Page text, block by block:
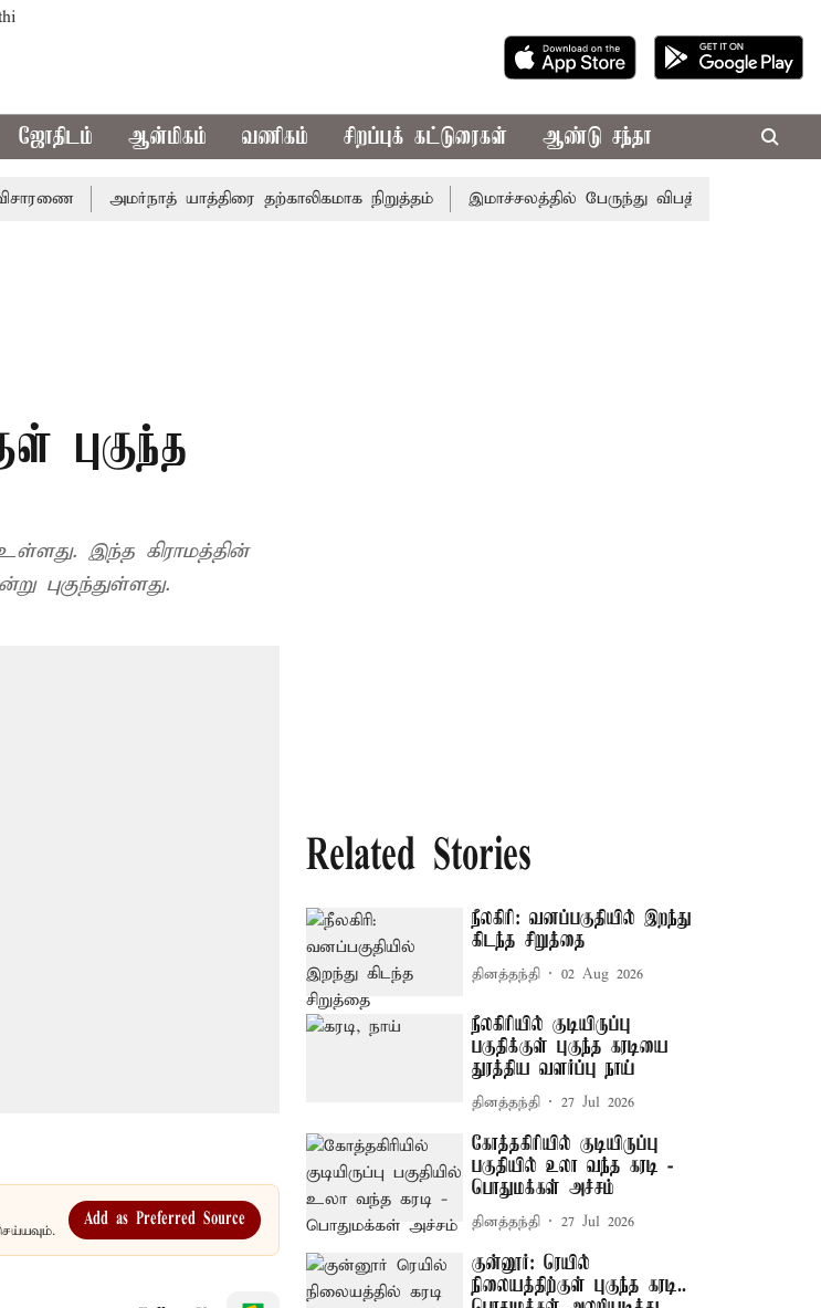
ஜோதிடம் ஆன்மிகம் வணிகம் சிறப்புக் கட்டுரைகள் ஆண்டு சந்தா
அமர்நாத் யாத்திரை தற்காலிகமாக நிறுத்தம் இமாச்சலத்தில் பேருந்து விபத்து; 7 பேர் பலி -
புகுந்த
இந்த கிராமத்தின்
புகுந்துள்ளது.
Add as Preferred Source
Related Stories
நீலகிரி: வனப்பகுதியில் இறந்து
கிடந்த சிறுத்தை
தினத்தந்தி 02 Aug 2026
நீலகிரியில் குடியிருப்பு
பகுதிக்குள் புகுந்த கரடியை
துரத்திய வளர்ப்பு நாய்
தினத்தந்தி 27 Jul 2026
கோத்தகிரியில் குடியிருப்பு
பகுதியில் உலா வந்த கரடி -
பொதுமக்கள் அச்சம்
தினத்தந்தி 27 Jul 2026
குன்னூர்: ரெயில்
நிலையத்திற்குள் புகுந்த கரடி..